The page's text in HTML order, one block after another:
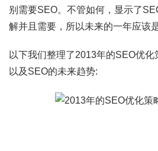
别需要SEO。不管如何，显示了
解并且需要，所以未来的一年应该
以下我们整理了2013年的SEO优化
以及SEO的未来趋势: